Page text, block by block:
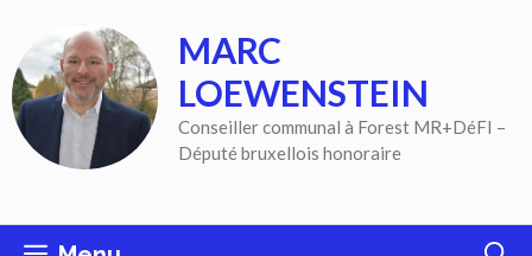
contenu
MARC
LOEWENSTEIN
Conseiller communal à Forest MR+DéFI –
Député bruxellois honoraire